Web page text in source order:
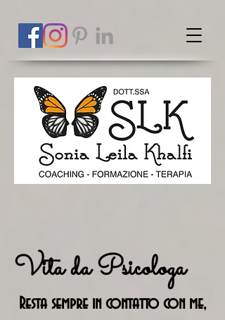
Vita da Psicologa
Resta sempre in contatto con me,